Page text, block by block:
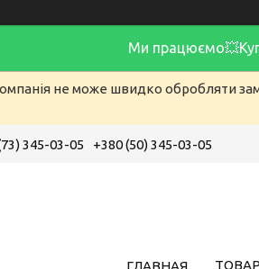
Ми
не може швидко обробляти
345-03-05 +380 (50) 345-03-05
ГЛАВНАЯ